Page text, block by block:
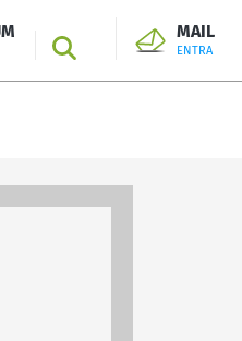
SEARCH
MAIL
ENTRA